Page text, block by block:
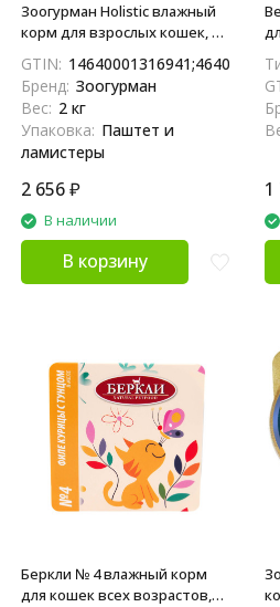
Зоогурман Holistic влажный
корм для взрослых кошек, с
x 20 шт
GTIN:
Бренд: Зоогурман
Вес: 2 кг
Упаковка: Паштет и
ламистеры
2 656₽
В наличии
В корзину
1
Беркли № 4 влажный корм
для кошек всех возрастов,